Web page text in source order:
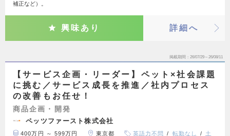
補正など）。
興味あり 詳細へ
掲載期間 26/07/29～26/08/11
【サービス企画・リーダー】ペット×社会課題
に挑む／サービス成長を推進／社内プロセス
の改善もお任せ！
商品企画・開発
ペッツファースト株式会社
400万円 ～ 599万円 東京都 英語力不問 転勤なし
土